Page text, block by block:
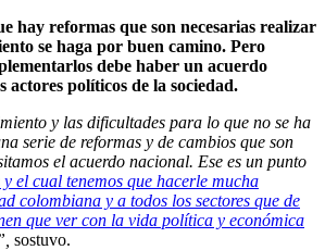
hay reformas que son necesarias realizar
se haga por buen camino. Pero
debe haber un acuerdo
actores políticos de la sociedad.
y las dificultades para lo que no se ha
serie de reformas y de cambios que son
el acuerdo nacional. Ese es un punto
y el cual tenemos que hacerle mucha
colombiana y a todos los sectores que de
que ver con la vida política y económica
sostuvo.